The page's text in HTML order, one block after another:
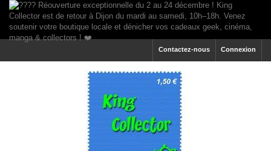
Connexion
Contactez-nous